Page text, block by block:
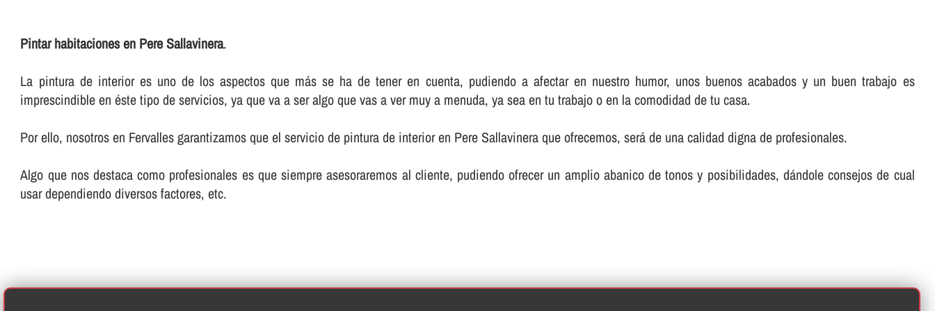
Pintar habitaciones en Pere Sallavinera.
La pintura de interior es uno de los aspectos que más se ha de tener en cuenta, pudiendo a afectar en nuestro humor, unos buenos acabados y un buen trabajo es
imprescindible en éste tipo de servicios, ya que va a ser algo que vas a ver muy a menuda, ya sea en tu trabajo o en la comodidad de tu casa.
Por ello, nosotros en Fervalles garantizamos que el servicio de pintura de interior en Pere Sallavinera que ofrecemos, será de una calidad digna de profesionales.
Algo que nos destaca como profesionales es que siempre asesoraremos al cliente, pudiendo ofrecer un amplio abanico de tonos y posibilidades, dándole consejos de cual
usar dependiendo diversos factores, etc.